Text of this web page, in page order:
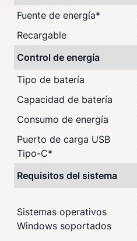
Fuente de energía*
Recargable
Control de energía
Tipo de batería
Capacidad de batería
Consumo de energía
Puerto de carga USB
Tipo-C*
Requisitos del sistema
Sistemas operativos
Windows soportados